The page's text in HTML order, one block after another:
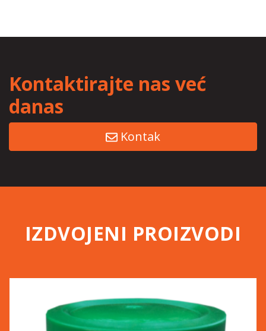
Kontaktirajte nas već
danas
Kontak
IZDVOJENI PROIZVODI